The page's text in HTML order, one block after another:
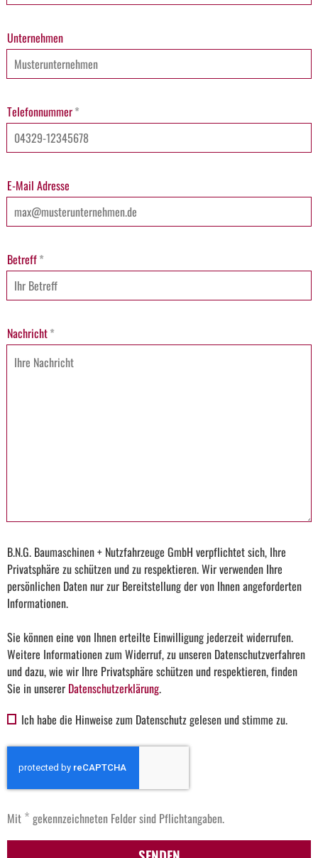
Unternehmen
Telefonnummer*
E-Mail Adresse
Betreff*
Nachricht*
B.N.G. Baumaschinen + Nutzfahrzeuge GmbH verpflichtet sich, Ihre
Privatsphäre zu schützen und zu respektieren. Wir verwenden Ihre
persönlichen Daten nur zur Bereitstellung der von Ihnen angeforderten
Informationen.
Sie können eine von Ihnen erteilte Einwilligung jederzeit widerrufen.
Weitere Informationen zum Widerruf, zu unseren Datenschutzverfahren
und dazu, wie wir Ihre Privatsphäre schützen und respektieren, finden
Sie in unserer Datenschutzerklärung.
Ich habe die Hinweise zum Datenschutz gelesen und stimme zu.
Mit * gekennzeichneten Felder sind Pflichtangaben.